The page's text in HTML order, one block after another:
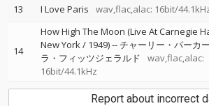
13 I Love Paris wav,flac,alac: 16bit/
14
How High The Moon (Live At Carnegie
New York / 1949)--チャーリー・パーカー
ラ・フィッツジェラルド
wav,flac,alac:
16bit/44.1kHz
Report about incorrect